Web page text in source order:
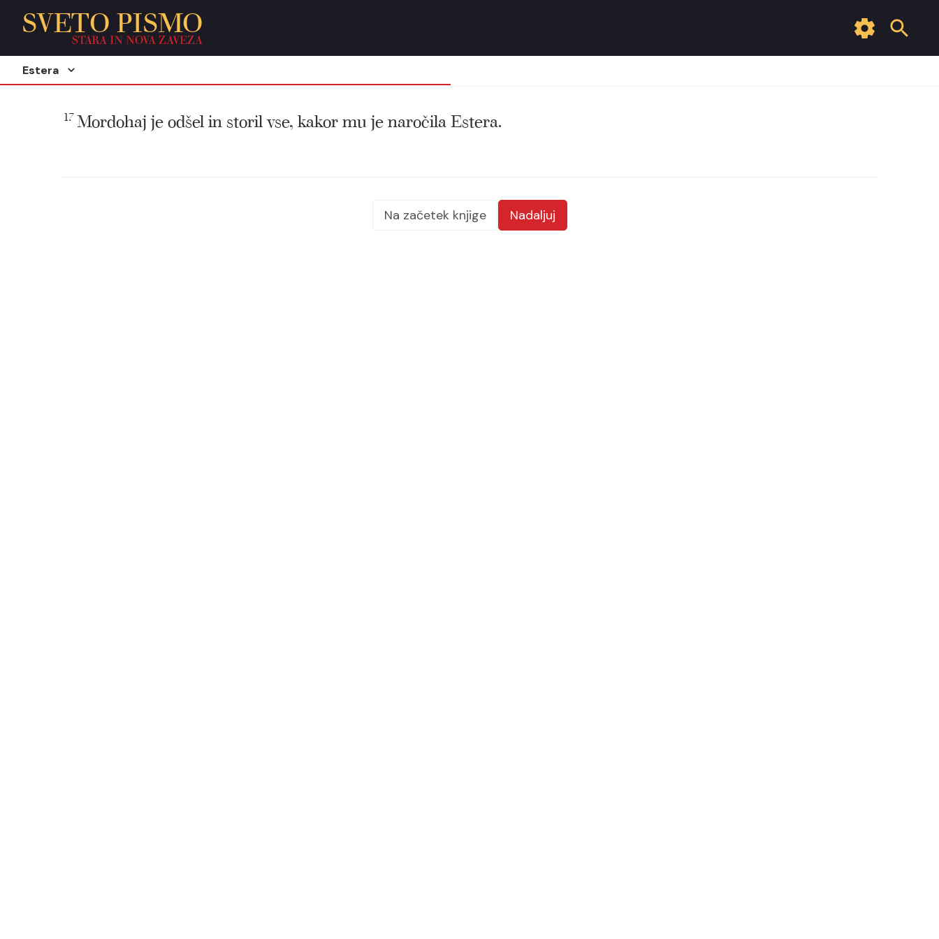
SVETO PISMO
STARA IN NOVA ZAVEZA
Estera
17Mordohaj je odšel in storil vse, kakor mu je naročila Estera.
Na začetek knjige Nadaljuj